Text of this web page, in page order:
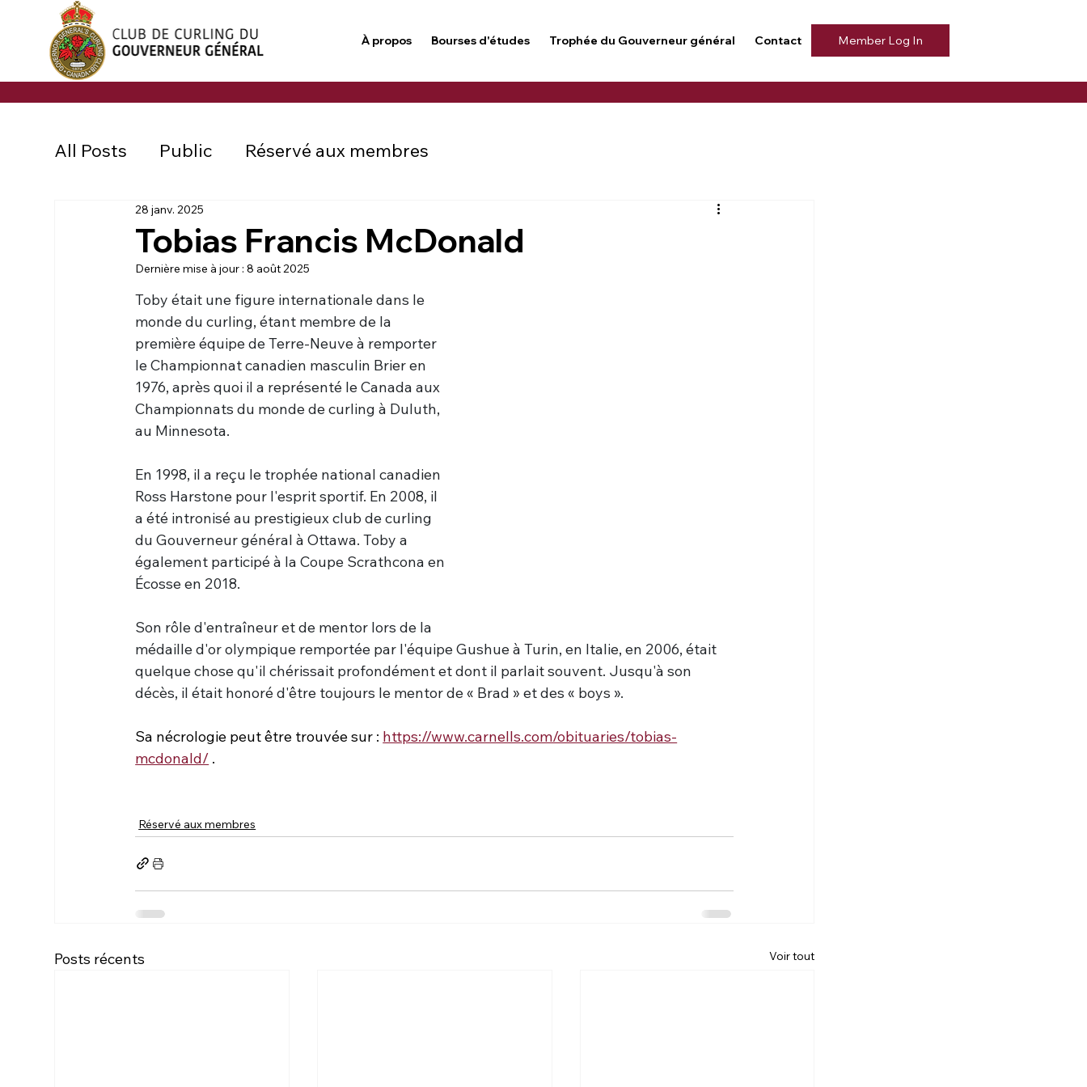
À propos Bourses d'études Trophée du Gouverneur général Contact Member Log In
All Posts Public Réservé aux membres
Tobias Francis McDonald
28 janv. 2025
Dernière mise à jour :8 août 2025
Toby était une figure internationale dans le
monde du curling, étant membre de la
première équipe de Terre-Neuve à remporter
le Championnat canadien masculin Brier en
1976, après quoi il a représenté le Canada aux
Championnats du monde de curling à Duluth,
au Minnesota.
En 1998, il a reçu le trophée national canadien
Ross Harstone pour l'esprit sportif. En 2008, il
a été intronisé au prestigieux club de curling
du Gouverneur général à Ottawa. Toby a
également participé à la Coupe Scrathcona en
Écosse en 2018.
Son rôle d'entraîneur et de mentor lors de la
médaille d'or olympique remportée par l'équipe Gushue à Turin, en Italie, en 2006, était
quelque chose qu'il chérissait profondément et dont il parlait souvent. Jusqu'à son
décès, il était honoré d'être toujours le mentor de « Brad » et des « boys ».
Sa nécrologie peut être trouvée sur : https://www.carnells.com/obituaries/tobias-
mcdonald/ .
Réservé aux membres
Posts récents Voir tout